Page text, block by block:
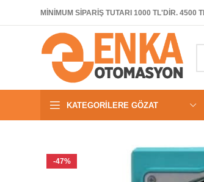
MİNİMUM SİPARİŞ TUTARI 1000 TL'DİR. 4500
KATEGORILERE GÖZAT
-47%